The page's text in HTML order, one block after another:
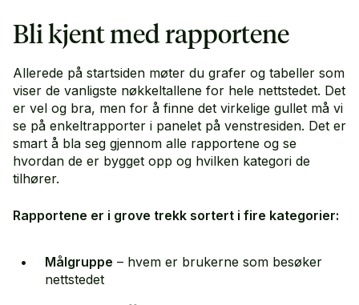
Bli kjent med rapportene
Allerede på startsiden møter du grafer og tabeller som
viser de vanligste nøkkeltallene for hele nettstedet. Det
er vel og bra, men for å finne det virkelige gullet må vi
se på enkeltrapporter i panelet på venstresiden. Det er
smart å bla seg gjennom alle rapportene og se
hvordan de er bygget opp og hvilken kategori de
tilhører.
Rapportene er i grove trekk sortert i fire kategorier:
Målgruppe – hvem er brukerne som besøker
nettstedet